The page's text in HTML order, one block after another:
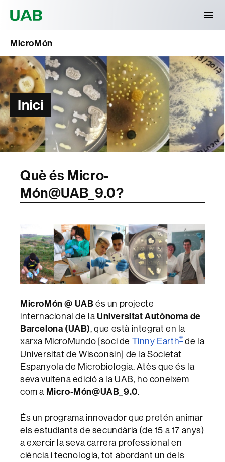
MicroMón
Inici
Què és Micro-
Món@UAB_9.0?
MicroMón @ UAB és un projecte
internacional de laUniversitat Autònoma de
Barcelona (UAB), que està integrat en la
xarxa MicroMundo [soci de Tinny Earth®de la
Universitat de Wisconsin] de la Societat
Espanyola de Microbiologia. Atès que és la
seva vuitena edició a la UAB, ho coneixem
com a Micro-Món@UAB_9.0.
És un programa innovador que pretén animar
els estudiants de secundària (de 15 a 17 anys)
a exercir la seva carrera professional en
ciència i tecnologia, tot abordant un dels